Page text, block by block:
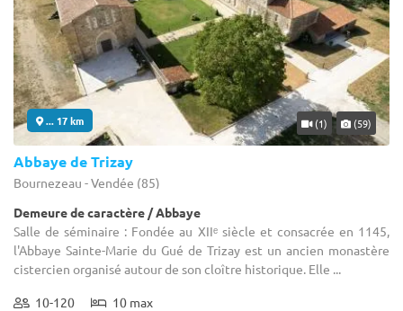
... 17 km (1) (59)
Abbaye de Trizay
Bournezeau - Vendée (85)
Demeure de caractère / Abbaye
Salle de séminaire : Fondée au XIIᵉ siècle et consacrée en 1145,
l'Abbaye Sainte-Marie du Gué de Trizay est un ancien monastère
cistercien organisé autour de son cloître historique. Elle ...
10-120 10 max